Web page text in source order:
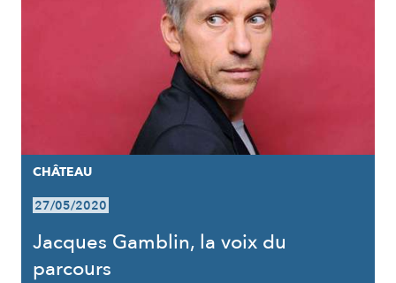
CHÂTEAU
27/05/2020
Jacques Gamblin, la voix du
parcours